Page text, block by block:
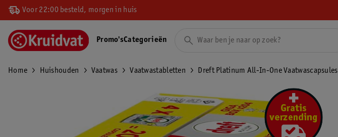
Voor 22:00 besteld, morgen in huis
Promo'sCategorieën
Home Huishouden Vaatwas Vaatwastabletten Dreft Platinum All-In-One Vaatwascapsules